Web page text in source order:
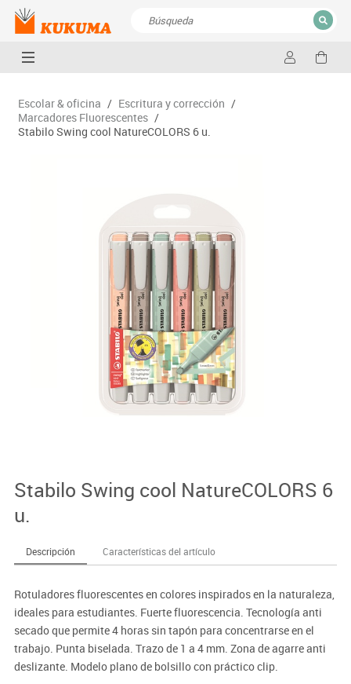
CERRAR
Escolar & oficina / Escritura y corrección /
Marcadores Fluorescentes /
Stabilo Swing cool NatureCOLORS 6 u.
Stabilo Swing cool NatureCOLORS 6
u.
Descripción Características del artículo
Rotuladores fluorescentes en colores inspirados en la naturaleza,
ideales para estudiantes. Fuerte fluorescencia. Tecnología anti
secado que permite 4 horas sin tapón para concentrarse en el
trabajo. Punta biselada. Trazo de 1 a 4 mm. Zona de agarre anti
deslizante. Modelo plano de bolsillo con práctico clip.